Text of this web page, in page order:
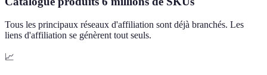
Tous les principaux réseaux d'affiliation sont déjà branchés. Les
liens d'affiliation se génèrent tout seuls.
📈